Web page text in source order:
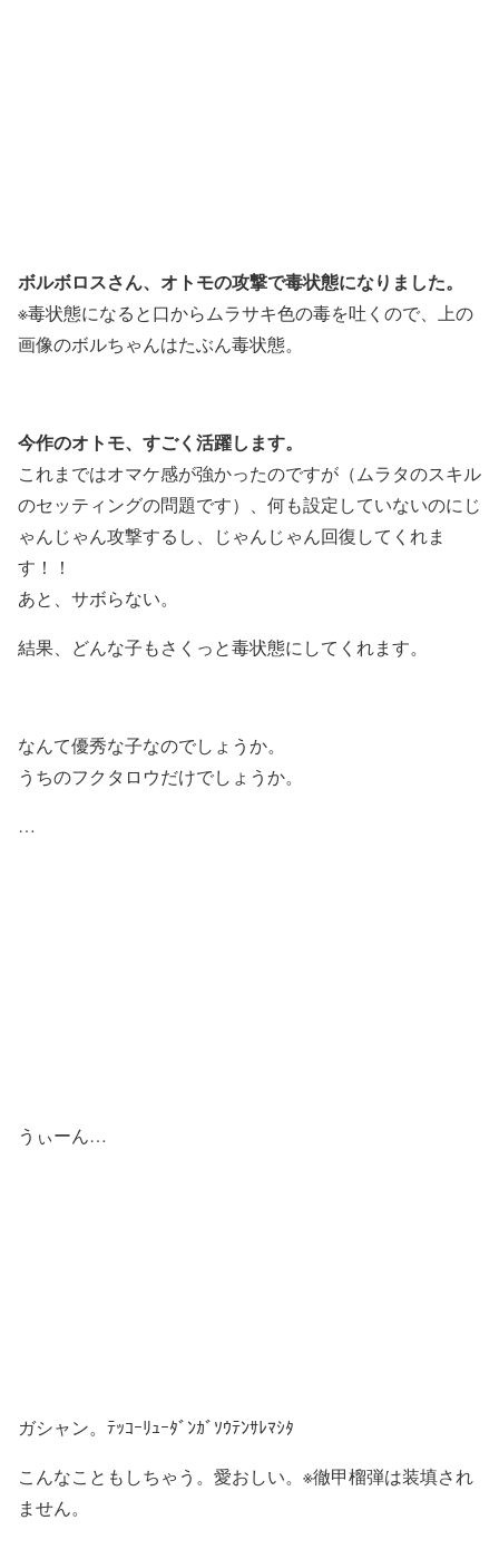
ボルボロスさん、オトモの攻撃で毒状態になりました。
※毒状態になると口からムラサキ色の毒を吐くので、上の
画像のボルちゃんはたぶん毒状態。
今作のオトモ、すごく活躍します。
これまではオマケ感が強かったのですが（ムラタのスキル
のセッティングの問題です）、何も設定していないのにじ
ゃんじゃん攻撃するし、じゃんじゃん回復してくれま
す！！
あと、サボらない。
結果、どんな子もさくっと毒状態にしてくれます。
なんて優秀な子なのでしょうか。
うちのフクタロウだけでしょうか。
…
うぃーん…
ガシャン。ﾃｯｺｰﾘｭｰﾀﾞﾝｶﾞｿｳﾃﾝｻﾚﾏｼﾀ
こんなこともしちゃう。愛おしい。※徹甲榴弾は装填され
ません。